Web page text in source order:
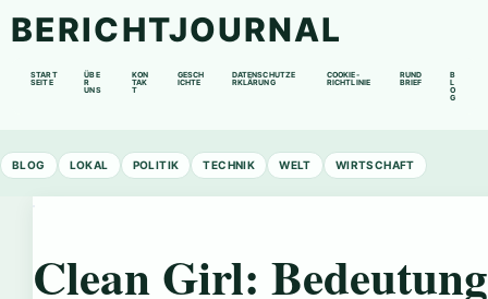
BERICHTJOURNAL
START
SEITE
ÜBE
R
UNS
KON
TAK
T
GESCH
ICHTE
DATENSCHUTZE
RKLÄRUNG
COOKIE-
RICHTLINIE
RUND
BRIEF
B
L
O
G
BLOG LOKAL POLITIK TECHNIK WELT WIRTSCHAFT
Clean Girl: